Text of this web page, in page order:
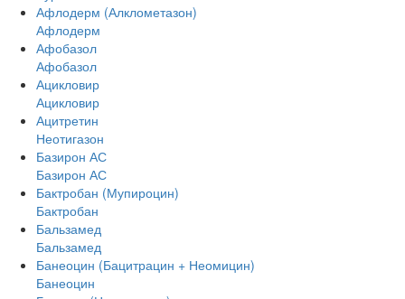
Афлодерм (Алклометазон)
Афлодерм
Афобазол
Афобазол
Ацикловир
Ацикловир
Ацитретин
Неотигазон
Базирон АС
Базирон АС
Бактробан (Мупироцин)
Бактробан
Бальзамед
Бальзамед
Банеоцин (Бацитрацин + Неомицин)
Банеоцин